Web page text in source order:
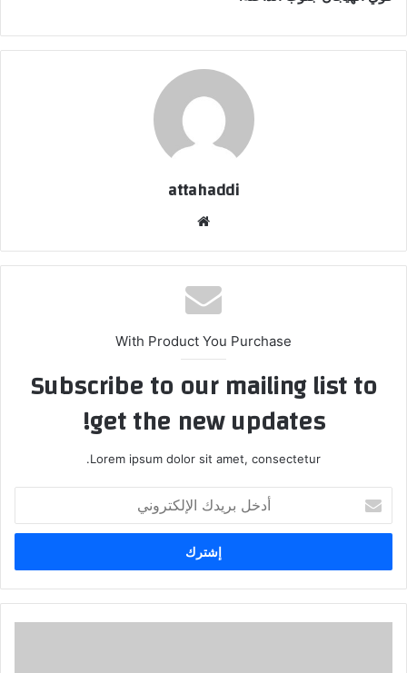
attahaddi
With Product You Purchase
Subscribe to our mailing list to
get the new updates!
Lorem ipsum dolor sit amet, consectetur.
بريدك
الإلكتروني